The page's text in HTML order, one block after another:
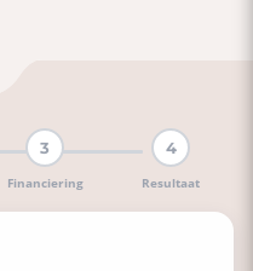
vrijblijvend je
indienen
3
Financiering
4
Resultaat